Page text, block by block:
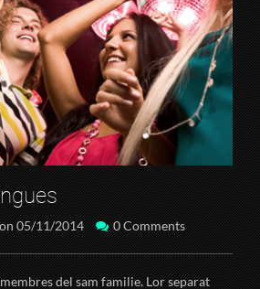
05/11/2014 0 Comments
del sam familie. Lor separat